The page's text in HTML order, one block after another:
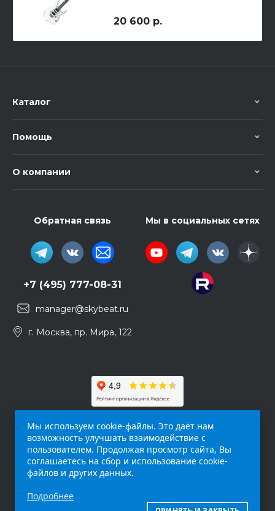
20 600 р.
Каталог
Помощь
О компании
Обратная связь
+7 (495) 777-08-31
manager@skybeat.ru
г. Москва, пр. Мира, 122
Мы в социальных сетях
интернет-сайт (
Мы используем cookie-файлы. Это даёт нам
возможность улучшать взаимодействие с
пользователем. Продолжая просмотр сайта, Вы
соглашаетесь на сбор и использование cookie-
файлов и других данных.
Подробнее